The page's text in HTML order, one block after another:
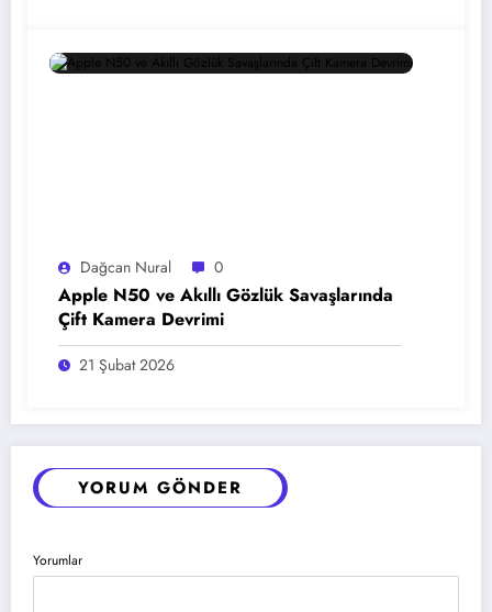
Dağcan Nural 0
Apple N50 ve Akıllı Gözlük Savaşlarında
Çift Kamera Devrimi
21 Şubat 2026
YORUM GÖNDER
Yorumlar